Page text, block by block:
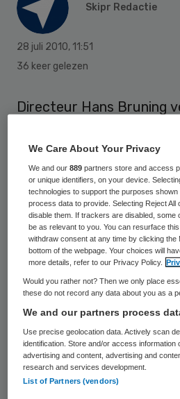
Skipr Redactie
28 juli 2010, 11:51
36 keer gelezen
Directeur Hans Bruning
Nederland (VGN). De
dat Bruning in goed
verlaat.
Vertrek Hans
Bruninggaat verder als
adviseur. Hij is sinds 1
directeur van VGN. Zijn
worden overgenomen
manager. DeVGNhoopt
januari 2011 een nieuwe
We Care About Your Privacy
We and our889 partners store and access
or unique identifiers, on your device.
technologies to support the purposes
process data to provide. Selecting Reject All
disable them. If trackers are disabled, some
be as relevant to you. You can resurface
withdraw consent at any time by clicking
bottom of the webpage. Your choices will
more details, refer to our Privacy Policy.
Would you rather not? Then we only place
these do not record any data about you as a
We and our partners process
Use precise geolocation data. Actively scan
identification. Store and/or access information
advertising and content, advertising and
research and services development.
List of Partners (vendors)